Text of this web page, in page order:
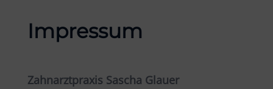
Impressum
Zahnarztpraxis Sascha Glauer